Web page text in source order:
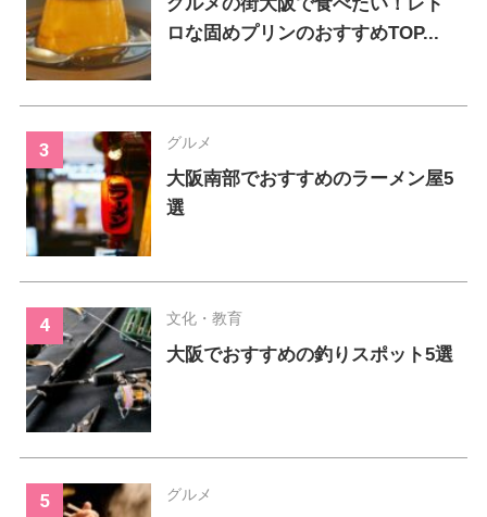
ロな固めプリンのおすすめTOP...
グルメ
大阪南部でおすすめのラーメン屋5
選
文化・教育
大阪でおすすめの釣りスポット5選
グルメ